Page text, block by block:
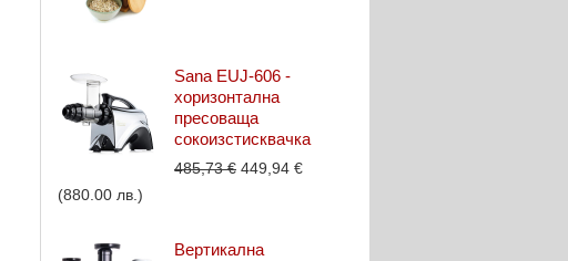
Sana EUJ-606 -
хоризонтална
пресоваща
сокоизстисквачка
485,73€ Original
485,73 €.
449,94 €Текущата
(880.00 лв.)
Вертикална